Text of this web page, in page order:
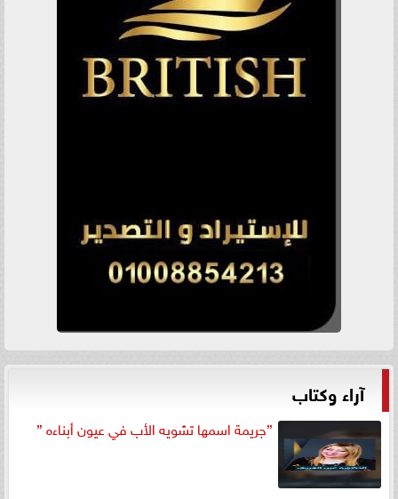
آراء وكتاب
”جريمة اسمها تشويه الأب في عيون أبناءه ”